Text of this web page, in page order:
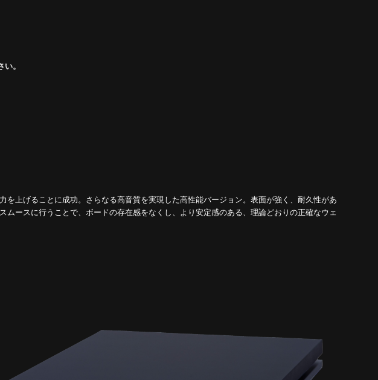
。
上げることに成功。さらなる高音質を実現した高性能バージョン。表面が強く、耐久性があ
ースに行うことで、ボードの存在感をなくし、より安定感のある、理論どおりの正確なウェ